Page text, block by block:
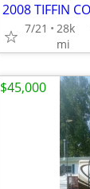
7/21
28k
mi
$45,000